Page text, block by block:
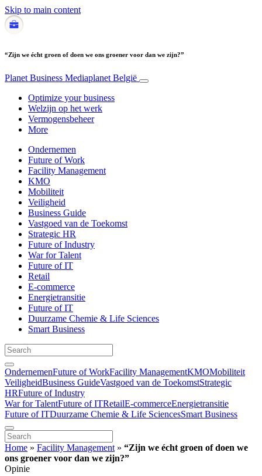
Skip to main content
“Zijn we écht groen of doen we ons groener voor dan we zijn?”
Planet Business Mediaplanet België
Optimize your business
Welzijn op het werk
Vermogensbeheer
More
Ondernemen
Future of Work
Facility Management
KMO
Mobiliteit
Veiligheid
Business Guide
Vastgoed van de Toekomst
Strategic HR
Future of Industry
War for Talent
Future of IT
Retail
E-commerce
Energietransitie
Future of IT
Duurzame Chemie & Life Sciences
Smart Business
OndernemenFuture of WorkFacility ManagementKMOMobiliteit
VeiligheidBusiness GuideVastgoed van de ToekomstStrategic
HRFuture of Industry
War for TalentFuture of ITRetailE-commerceEnergietransitie
Future of ITDuurzame Chemie & Life SciencesSmart Business
Home » Facility Management » “Zijn we écht groen of doen we
ons groener voor dan we zijn?”
Opinie